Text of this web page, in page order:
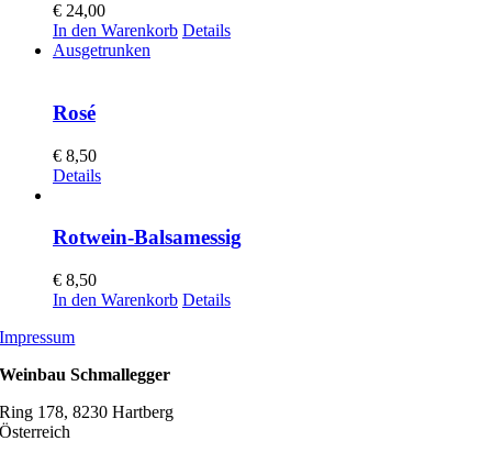
€ 24,00
In den Warenkorb Details
Ausgetrunken
Rosé
€ 8,50
Details
Rotwein-Balsamessig
€ 8,50
In den Warenkorb Details
Impressum
Weinbau Schmallegger
Ring 178, 8230 Hartberg
Österreich